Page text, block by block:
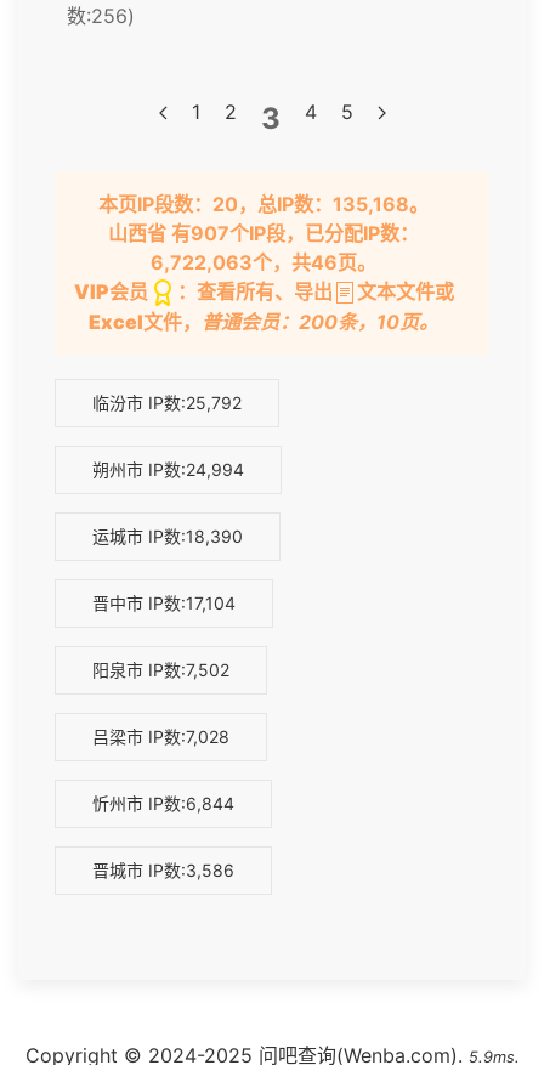
数:256)
1 2 3 4 5
本页IP段数：20，总IP数：135,168。
山西省 有907个IP段，已分配IP数：
6,722,063个，共46页。
VIP会员
：查看所有、导出
文本文件或
Excel文件， 普通会员：200条，10页。
临汾市 IP数:25,792
朔州市 IP数:24,994
运城市 IP数:18,390
晋中市 IP数:17,104
阳泉市 IP数:7,502
吕梁市 IP数:7,028
忻州市 IP数:6,844
晋城市 IP数:3,586
Copyright © 2024-2025 问吧查询(Wenba.com). 5.9ms.